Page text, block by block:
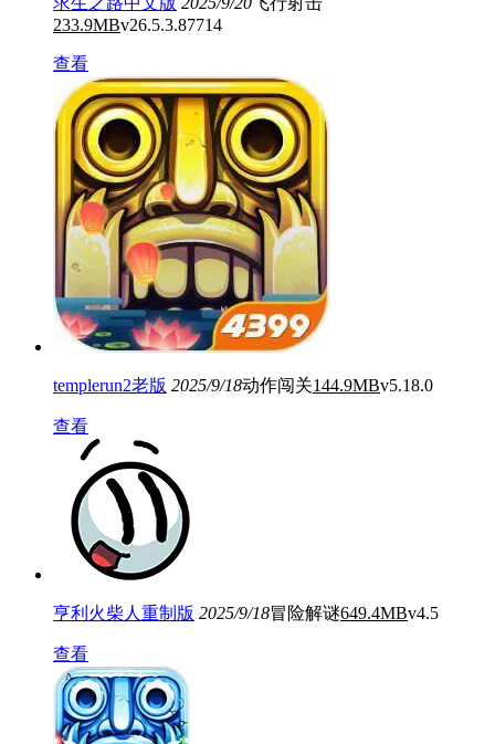
233.9MBv26.5.3.87714
查看
templerun2老版 2025/9/18动作闯关144.9MBv5.18.0
查看
亨利火柴人重制版 2025/9/18冒险解谜649.4MBv4.5
查看